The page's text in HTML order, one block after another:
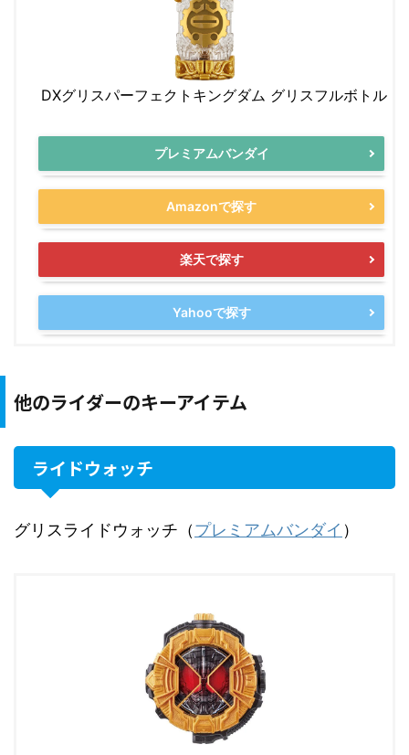
DXグリスパーフェクトキングダム グリスフルボトル
プレミアムバンダイ
Amazonで探す
楽天で探す
Yahooで探す
他のライダーのキーアイテム
ライドウォッチ
グリスライドウォッチ（プレミアムバンダイ ）